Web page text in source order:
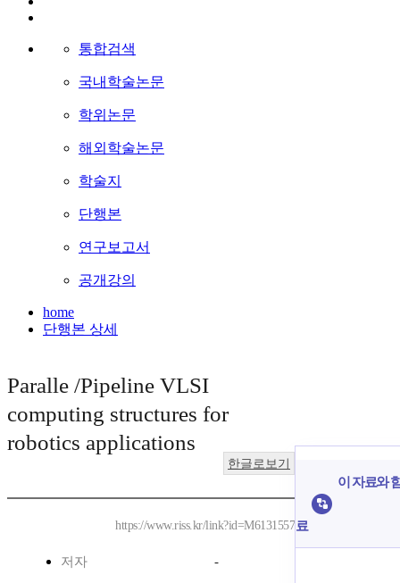
통합검색
국내학술논문
학위논문
해외학술논문
학술지
단행본
연구보고서
공개강의
home
단행본 상세
Paralle /Pipeline VLSI
computing structures for
robotics applications
한글로보기
https://www.riss.kr/link?id=M6131557
저자 -
이 자료와
료